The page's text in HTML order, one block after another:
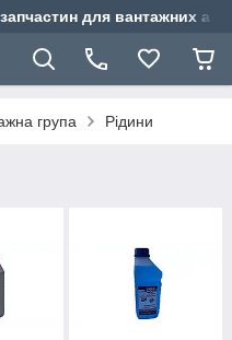
для вантажних
група Рідини